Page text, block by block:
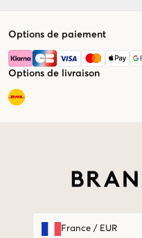
Options de paiement
Options de livraison
France/ EUR